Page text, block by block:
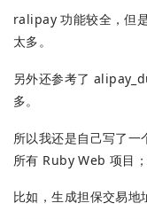
ralipay 功能较全，但
太多。
另外还参考了
多。
所以我还是自己写了
所有 Ruby Web 项目
比如，生成担保交易地